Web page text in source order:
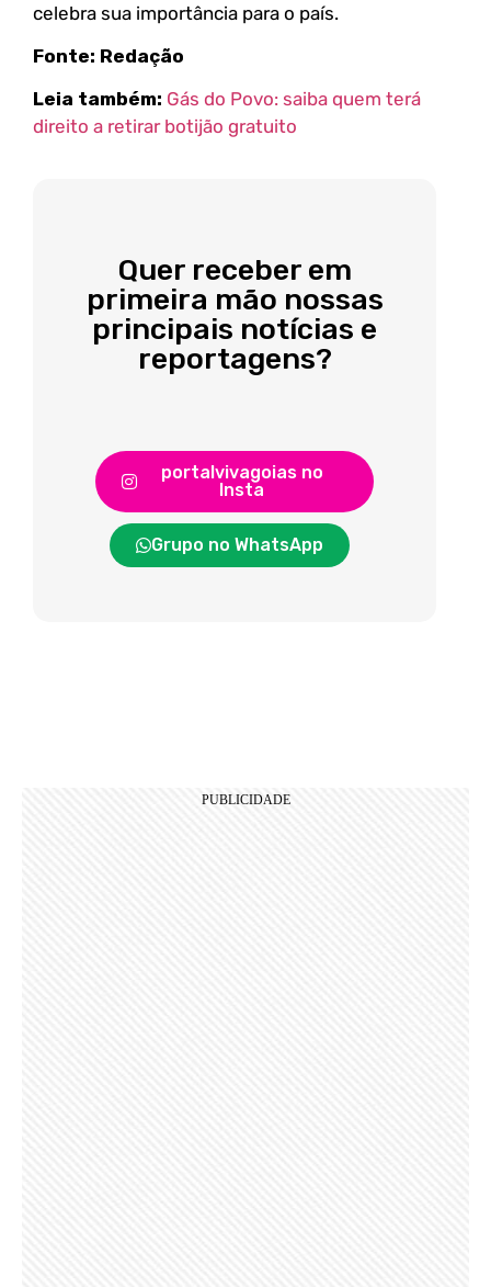
celebra sua importância para o país.
Fonte: Redação
Leia também: Gás do Povo: saiba quem terá
direito a retirar botijão gratuito
Quer receber em
primeira mão nossas
principais notícias e
reportagens?
portalvivagoias no
Insta
Grupo no WhatsApp